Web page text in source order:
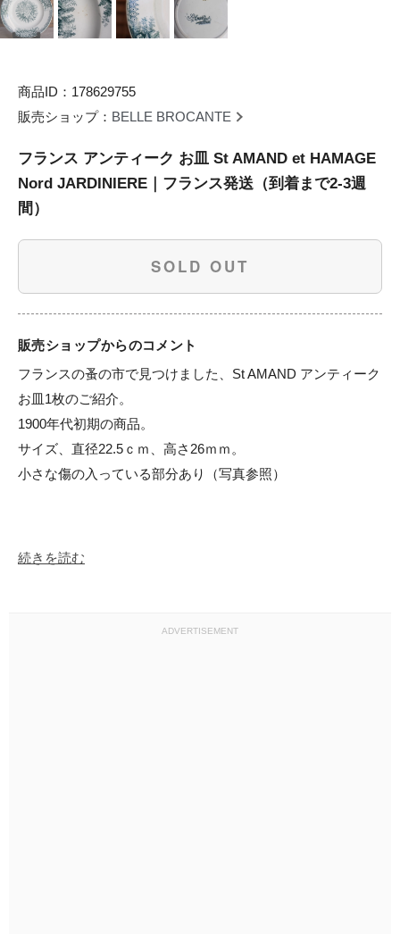
商品ID：178629755
販売ショップ： BELLE BROCANTE
フランス アンティーク お皿 St AMAND et HAMAGE
Nord JARDINIERE｜フランス発送（到着まで2-3週
間）
SOLD OUT
販売ショップからのコメント
フランスの蚤の市で見つけました、St AMAND アンティーク
お皿1枚のご紹介。
1900年代初期の商品。
サイズ、直径22.5ｃｍ、高さ26ｍｍ。
小さな傷の入っている部分あり（写真参照）
続きを読む
ADVERTISEMENT